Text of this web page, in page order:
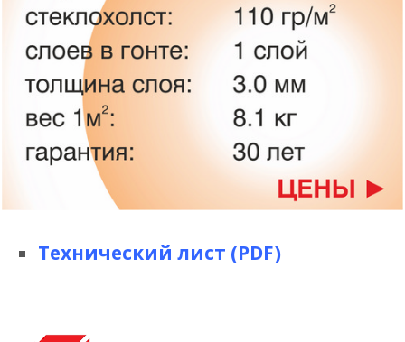
Технический лист (PDF)